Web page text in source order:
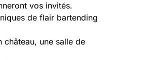
vos invités.
de flair bartending
une salle de